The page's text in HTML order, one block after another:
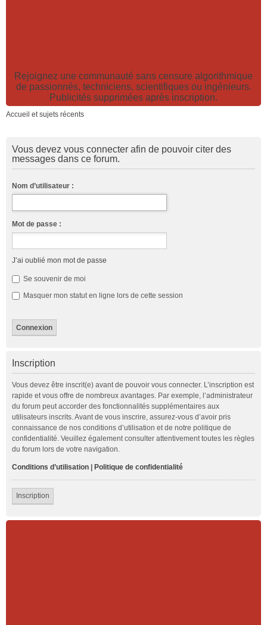
Rejoignez une communauté sans censure algorithmique
de passionnés, techniciens, scientifiques ou ingénieurs.
Publicités supprimées après inscription.
Accueil et sujets récents
Vous devez vous connecter afin de pouvoir citer des
messages dans ce forum.
Nom d’utilisateur :
Mot de passe :
J’ai oublié mon mot de passe
Se souvenir de moi
Masquer mon statut en ligne lors de cette session
Inscription
Vous devez être inscrit(e) avant de pouvoir vous connecter. L’inscription est
rapide et vous offre de nombreux avantages. Par exemple, l’administrateur
du forum peut accorder des fonctionnalités supplémentaires aux
utilisateurs inscrits. Avant de vous inscrire, assurez-vous d’avoir pris
connaissance de nos conditions d’utilisation et de notre politique de
confidentialité. Veuillez également consulter attentivement toutes les règles
du forum lors de votre navigation.
Conditions d’utilisation Politique de confidentialité
Inscription